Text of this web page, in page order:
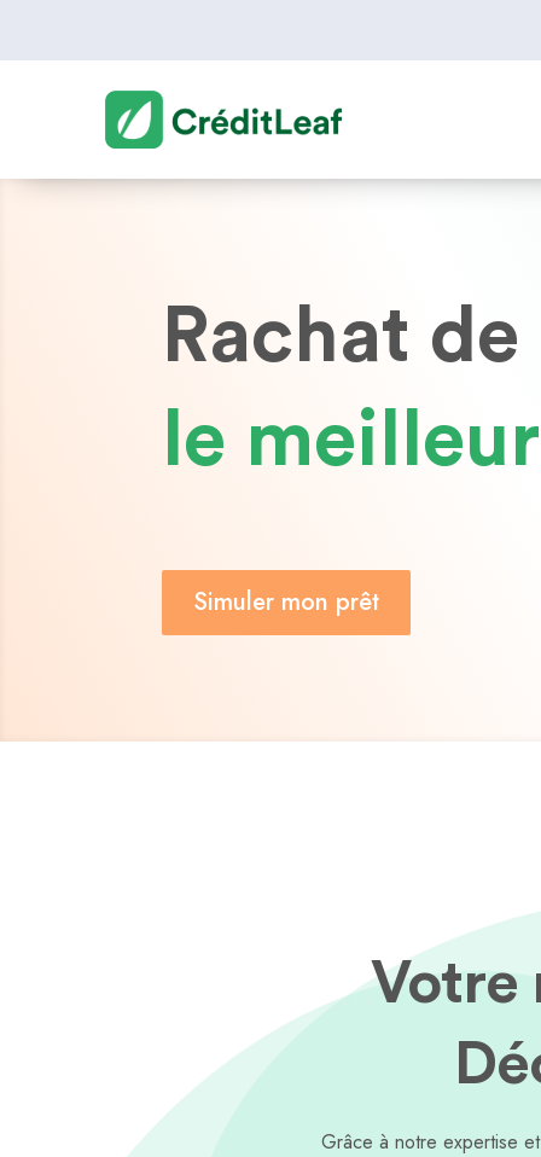
Rachat
le
Simuler mon prêt
Votre
Grâce à notre expertise